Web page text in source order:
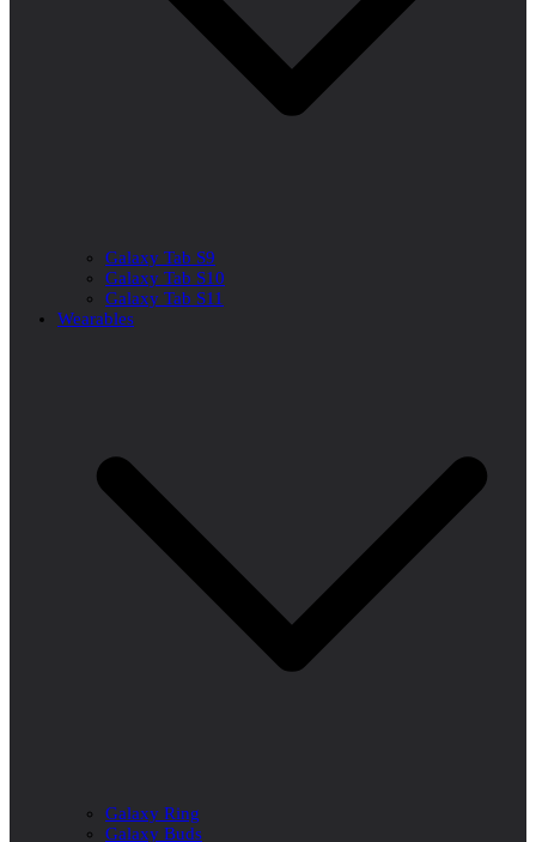
Galaxy Tab S9
Galaxy Tab S10
Galaxy Tab S11
Wearables
Galaxy Ring
Galaxy Buds